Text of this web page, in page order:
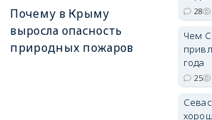
Почему в Крыму
выросла опасность
природных пожаров
28
Чем
года
25